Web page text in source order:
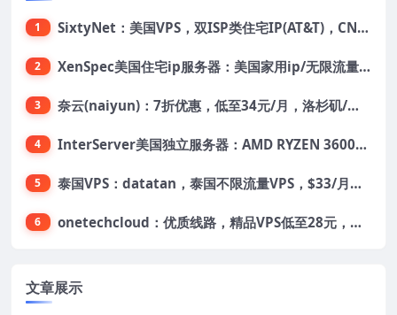
1 SixtyNet：美国VPS，双ISP类住宅IP(AT&T)，CN2 GIA网络，超高DDoS防御，$14/月，2G内存/2核/40gSSD/5T流量/10Gbps带宽
2 XenSpec美国住宅ip服务器：美国家用ip/无限流量/10Gbps独享带宽/449美元/月起，支持支付宝
3 奈云(naiyun)：7折优惠，低至34元/月，洛杉矶/香港机房，三网CN2 GIA/CUII/高防保护，解锁Chatgpt/Tiktok
4 InterServer美国独立服务器：AMD RYZEN 3600X处理器，75美元/月，送40美元
5 泰国VPS：datatan，泰国不限流量VPS，$33/月，4G内存/3核/60gSSD
6 onetechcloud：优质线路，精品VPS低至28元，美国三网原生CN2 GIA（高防可选）、香港CN2、韩国CN2
文章展示